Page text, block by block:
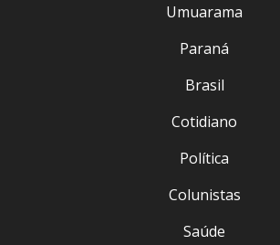
Umuarama
Paraná
Brasil
Cotidiano
Política
Colunistas
Saúde